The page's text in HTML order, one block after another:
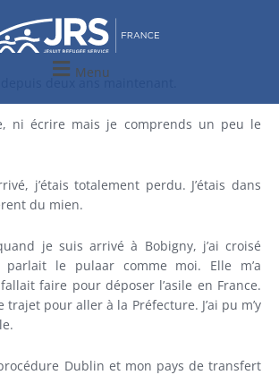
Menu
depuis deux ans maintenant.
ni écrire mais je comprends un peu le
j’étais totalement perdu. J’étais dans
du mien.
je suis arrivé à Bobigny, j’ai croisé
le pulaar comme moi. Elle m’a
faire pour déposer l’asile en France.
trajet pour aller à la Préfecture. J’ai pu m’y
Dublin et mon pays de transfert